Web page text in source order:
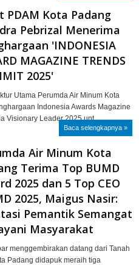
PDAM Kota Padang
Pebrizal Menerima
'INDONESIA
MAGAZINE TRENDS
2025'
Utama Perumda Air Minum Kota
Indonesia Awards Magazine
Visionary Leader 2025 unt…
Baca selengkapnya »
Air Minum Kota
Terima Top BUMD
2025 dan 5 Top CEO
2025, Maigus Nasir:
Pemantik Semangat
Masyarakat
menggembirakan datang dari Tanah
Padang didapuk meraih tiga